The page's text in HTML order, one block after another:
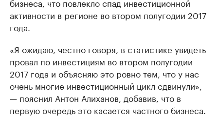
бизнеса, что повлекло спад инвестиционной
активности в регионе во втором полугодии 2017
года.
«Я ожидаю, честно говоря, в статистике увидеть
провал по инвестициям во втором полугодии
2017 года и объясняю это ровно тем, что у нас
очень многие инвестиционный цикл сдвинули»,
— пояснил Антон Алиханов, добавив, что в
первую очередь это касается частного бизнеса.